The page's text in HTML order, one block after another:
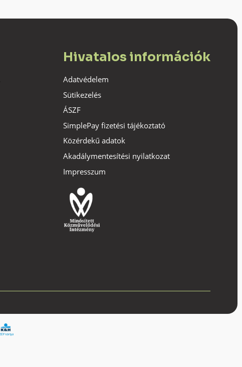
Hivatalos információk
Adatvédelem
Sütikezelés
ÁSZF
SimplePay fizetési tájékoztató
Közérdekű adatok
Akadálymentesítési nyilatkozat
Impresszum